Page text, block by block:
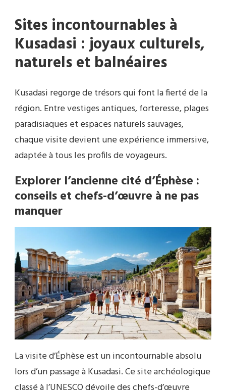
Sites incontournables à
Kusadasi : joyaux culturels,
naturels et balnéaires
Kusadasi regorge de trésors qui font la fierté de la
région. Entre vestiges antiques, forteresse, plages
paradisiaques et espaces naturels sauvages,
chaque visite devient une expérience immersive,
adaptée à tous les profils de voyageurs.
Explorer l’ancienne cité d’Éphèse :
conseils et chefs-d’œuvre à ne pas
manquer
La visite d’Éphèse est un incontournable absolu
lors d’un passage à Kusadasi. Ce site archéologique
classé à l’UNESCO dévoile des chefs-d’œuvre